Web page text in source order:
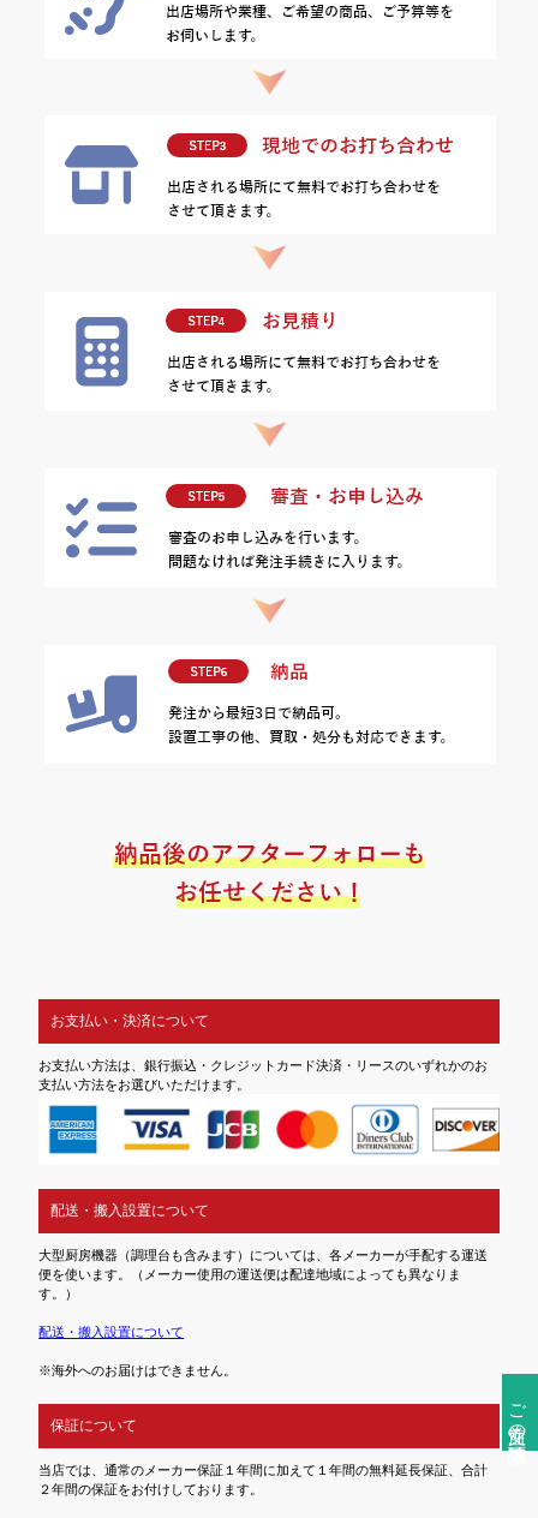
ご注文前の確認事項
お支払い・決済について
お支払い方法は、銀行振込・クレジットカード決済・リースのいずれかのお
支払い方法をお選びいただけます。
配送・搬入設置について
大型厨房機器（調理台も含みます）については、各メーカーが手配する運送
便を使います。（メーカー使用の運送便は配達地域によっても異なりま
す。）
配送・搬入設置について
※海外へのお届けはできません。
保証について
当店では、通常のメーカー保証１年間に加えて１年間の無料延長保証、合計
２年間の保証をお付けしております。